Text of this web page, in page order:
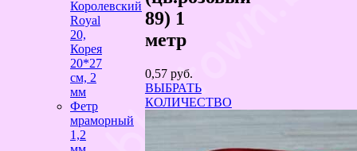
89) 1
метр
0,57 руб.
ВЫБРАТЬ
КОЛИЧЕСТВО
Королевский
Royal
20,
Корея
20*27
см, 2
мм
Фетр
мраморный
1,2